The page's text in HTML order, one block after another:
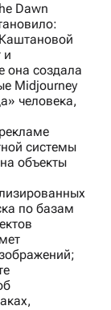
Dawn
и
она создала
Midjourney
человека,
системы
объекты
по базам